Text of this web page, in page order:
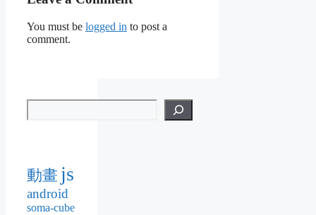
You must be logged in to post a
comment.
動畫 js
android
soma-cube